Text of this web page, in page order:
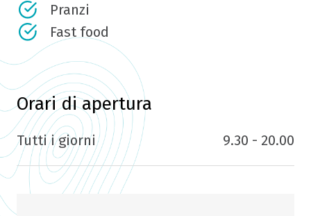
Pranzi
Fast food
Orari di apertura
Tutti i giorni 9.30 - 20.00